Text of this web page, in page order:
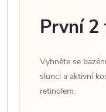
První 2
Vyhněte se
slunci a aktivní
retinolem.